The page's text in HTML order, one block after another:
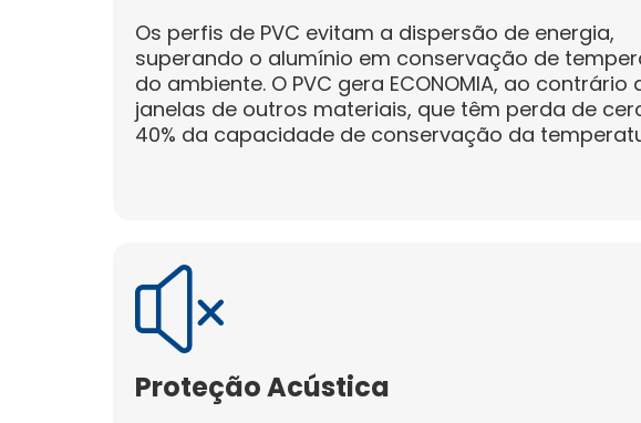
Os perfis de PVC evitam a dispersão de energia,
superando o alumínio em conservação de
do ambiente. O PVC gera ECONOMIA, ao contrário
janelas de outros materiais, que têm perda de
40% da capacidade de conservação da
Proteção Acústica